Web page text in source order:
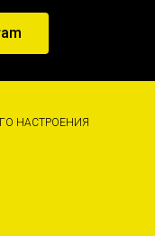
НАСТРОЕНИЯ